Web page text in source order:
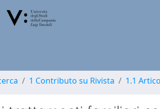
1 Contributo su Rivista 1.1